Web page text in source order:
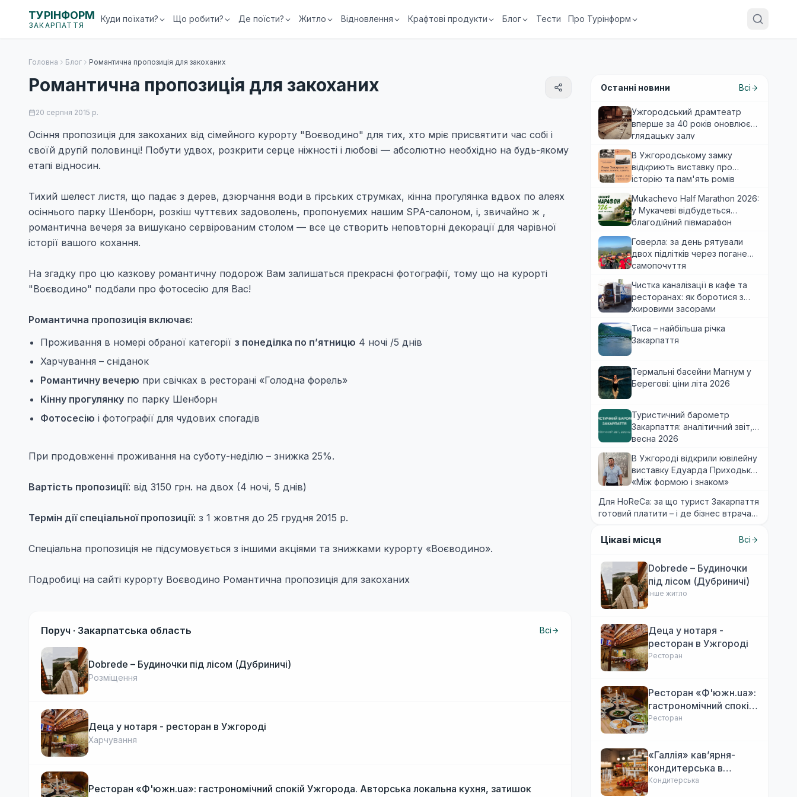
ТУРІНФОРМ
ЗАКАРПАТТЯ
Куди поїхати? Що робити? Де поїсти? Житло Відновлення Крафтові продукти Блог Тести Про Турінформ
Головна Блог Романтична пропозиція для закоханих
Романтична пропозиція для закоханих
20 серпня 2015 р.
Осіння пропозиція для закоханих від сімейного курорту "Воєводино" для тих, хто мріє присвятити час собі і
своїй другій половинці! Побути удвох, розкрити серце ніжності і любові — абсолютно необхідно на будь-якому
етапі відносин.
Тихий шелест листя, що падає з дерев, дзюрчання води в гірських струмках, кінна прогулянка вдвох по алеях
осіннього парку Шенборн, розкіш чуттєвих задоволень, пропонуємих нашим SPA-салоном, і, звичайно ж ,
романтична вечеря за вишукано сервірованим столом — все це створить неповторні декорації для чарівної
історії вашого кохання.
На згадку про цю казкову романтичну подорож Вам залишаться прекрасні фотографії, тому що на курорті
"Воєводино" подбали про фотосесію для Вас!
Романтична пропозиція включає:
Проживання в номері обраної категорії з понеділка по п’ятницю 4 ночі /5 днів
Харчування – сніданок
Романтичну вечерю при свічках в ресторані «Голодна форель»
Кінну прогулянку по парку Шенборн
Фотосесію і фотографії для чудових спогадів
При продовженні проживання на суботу-неділю – знижка 25%.
Вартість пропозиції: від 3150 грн. на двох (4 ночі, 5 днів)
Термін дії спеціальної пропозиції: з 1 жовтня до 25 грудня 2015 р.
Спеціальна пропозиція не підсумовується з іншими акціями та знижками курорту «Воєводино».
Подробиці на сайті курорту Воєводино Романтична пропозиція для закоханих
Поруч · Закарпатська область Всі
Dobrede – Будиночки під лісом (Дубриничі)
Розміщення
Деца у нотаря - ресторан в Ужгороді
Харчування
Ресторан «Ф'южн.ua»: гастрономічний спокій Ужгорода. Авторська локальна кухня, затишок
Останні новини Всі
Ужгородський драмтеатр
вперше за 40 років оновлює
глядацьку залу
В Ужгородському замку
відкриють виставку про
історію та пам'ять ромів
Mukachevo Half Marathon 2026:
у Мукачеві відбудеться
благодійний півмарафон
Говерла: за день рятували
двох підлітків через погане
самопочуття
Чистка каналізації в кафе та
ресторанах: як боротися з
жировими засорами
Тиса – найбільша річка
Закарпаття
Термальні басейни Магнум у
Берегові: ціни літа 2026
Туристичний барометр
Закарпаття: аналітичний звіт,
весна 2026
В Ужгороді відкрили ювілейну
виставку Едуарда Приходька
«Між формою і знаком»
Для HoReCa: за що турист Закарпаття
готовий платити – і де бізнес втрачає
Цікаві місця Всі
Dobrede – Будиночки
під лісом (Дубриничі)
Інше житло
Деца у нотаря -
ресторан в Ужгороді
Ресторан
Ресторан «Ф'южн.ua»:
гастрономічний спокій
Ужгорода. Авторська
Ресторан
«Галлія» кав’ярня-
кондитерська в
Ужгороді
Кондитерська